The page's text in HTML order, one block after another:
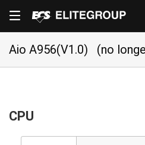
Aio A956(V1.0) (no
CPU